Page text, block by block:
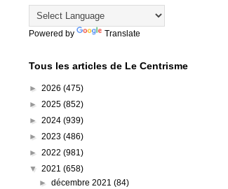
Powered by Translate
Tous les articles de Le Centrisme
► 2026 (475)
► 2025 (852)
► 2024 (939)
► 2023 (486)
► 2022 (981)
▼ 2021 (658)
►décembre 2021(84)